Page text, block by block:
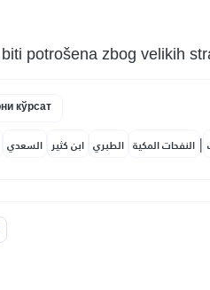
potrošena zbog velikih
кўрсат
السعدي ابن كثير الطبري النفحات المكية |